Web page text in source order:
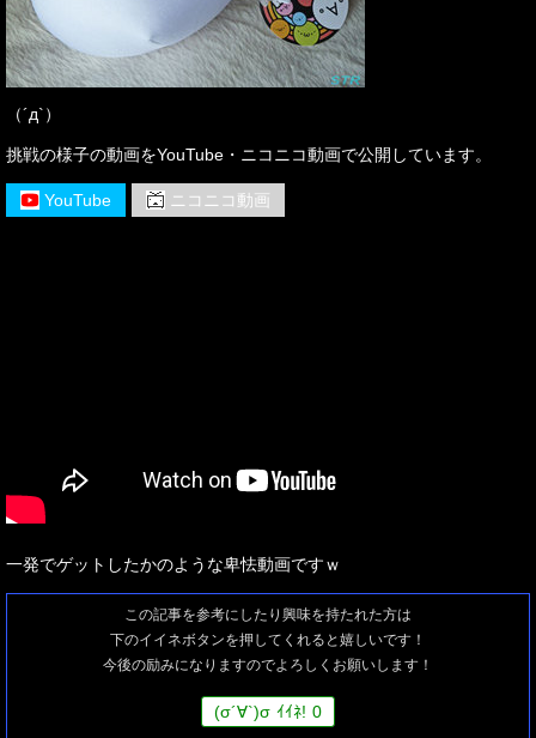
（´д`）
挑戦の様子の動画をYouTube・ニコニコ動画で公開しています。
YouTube ニコニコ動画
一発でゲットしたかのような卑怯動画ですｗ
この記事を参考にしたり興味を持たれた方は
下のイイネボタンを押してくれると嬉しいです！
今後の励みになりますのでよろしくお願いします！
(σ´∀`)σ ｲｲﾈ! 0